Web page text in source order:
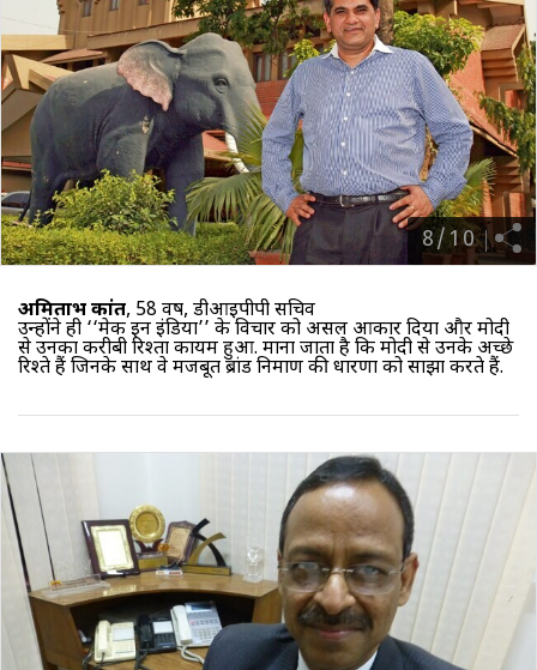
8/ 10
अमिताभ कांत, 58 वर्ष, डीआइपीपी सचिव
उन्होंने ही ‘‘मेक इन इंडिया’’ के विचार को असल आकार दिया और मोदी
से उनका करीबी रिश्ता कायम हुआ. माना जाता है कि मोदी से उनके अच्छे
रिश्ते हैं जिनके साथ वे मजबूत ब्रांड निर्माण की धारणा को साझा करते हैं.